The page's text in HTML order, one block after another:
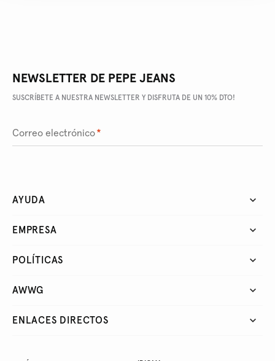
NEWSLETTER DE PEPE JEANS
SUSCRÍBETE A NUESTRA NEWSLETTER Y DISFRUTA DE UN 10% DTO!
Correo electrónico*
AYUDA
EMPRESA
POLÍTICAS
AWWG
ENLACES DIRECTOS